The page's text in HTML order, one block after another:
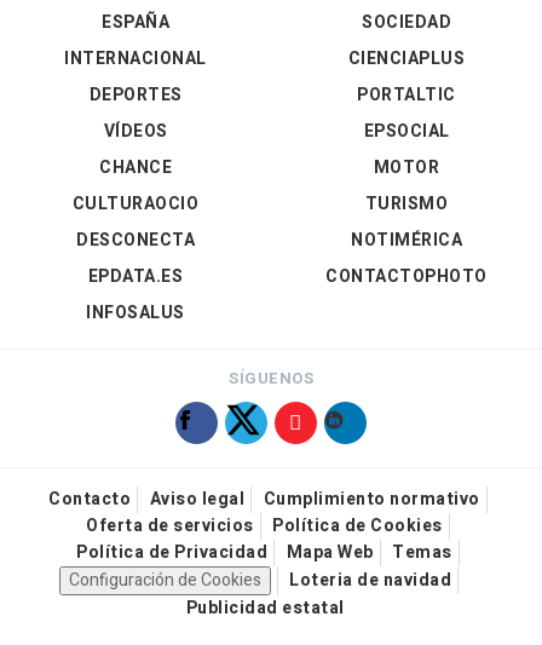
ESPAÑA
INTERNACIONAL
DEPORTES
VÍDEOS
SOCIEDAD
CIENCIAPLUS
PORTALTIC
EPSOCIAL
CHANCE
CULTURAOCIO
DESCONECTA
EPDATA.ES
INFOSALUS
MOTOR
TURISMO
NOTIMÉRICA
CONTACTOPHOTO
SÍGUENOS
Contacto Aviso legal
Cumplimiento normativo
Oferta de servicios
Política de Cookies
Política de Privacidad
Mapa Web
Temas
Configuración de Cookies
Loteria de navidad
Publicidad estatal